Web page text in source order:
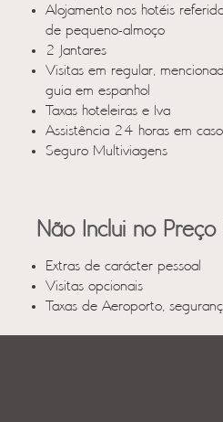
Alojamento nos hotéis
de pequeno-almoço
2 Jantares
Visitas em regular,
guia em espanhol
Taxas hoteleiras e Iva
Assistência 24 horas em
Seguro Multiviagens
Não Inclui no Preço
Extras de carácter pessoal
Visitas opcionais
Taxas de Aeroporto,